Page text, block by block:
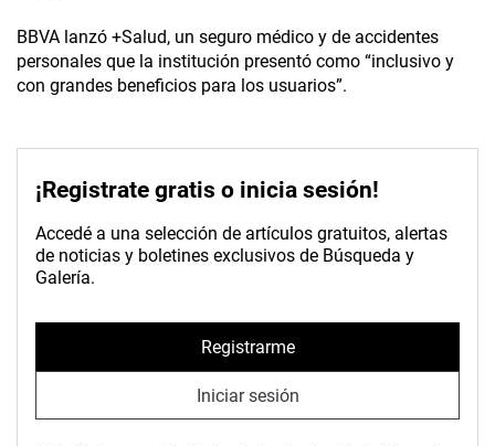
BBVA lanzó +Salud, un seguro médico y de accidentes
personales que la institución presentó como “inclusivo y
con grandes beneficios para los usuarios”.
¡Registrate gratis o inicia sesión!
Accedé a una selección de artículos gratuitos, alertas
de noticias y boletines exclusivos de Búsqueda y
Galería.
Registrarme
Iniciar sesión